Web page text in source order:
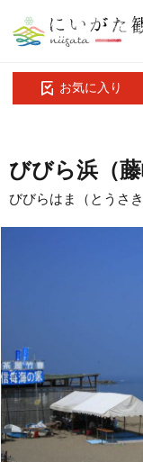
お気に入り
びびら浜（
びびらはま（とうさ